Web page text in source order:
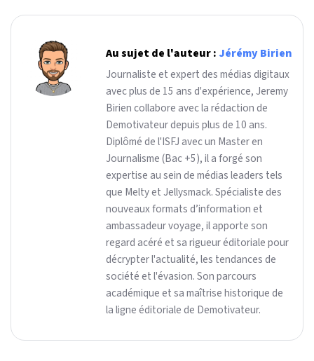
Au sujet de l'auteur : Jérémy Birien
Journaliste et expert des médias digitaux
avec plus de 15 ans d'expérience, Jeremy
Birien collabore avec la rédaction de
Demotivateur depuis plus de 10 ans.
Diplômé de l'ISFJ avec un Master en
Journalisme (Bac +5), il a forgé son
expertise au sein de médias leaders tels
que Melty et Jellysmack. Spécialiste des
nouveaux formats d’information et
ambassadeur voyage, il apporte son
regard acéré et sa rigueur éditoriale pour
décrypter l'actualité, les tendances de
société et l'évasion. Son parcours
académique et sa maîtrise historique de
la ligne éditoriale de Demotivateur.